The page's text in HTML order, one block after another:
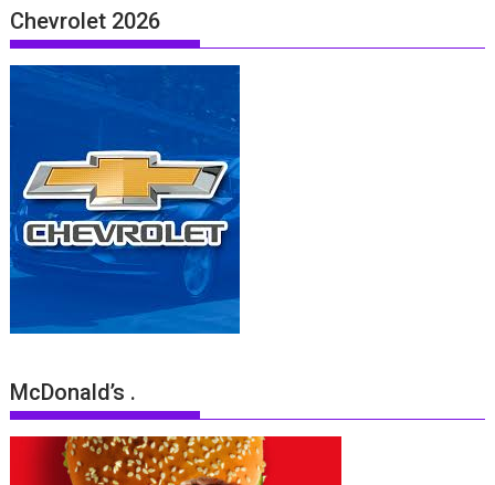
Chevrolet 2026
McDonald’s .